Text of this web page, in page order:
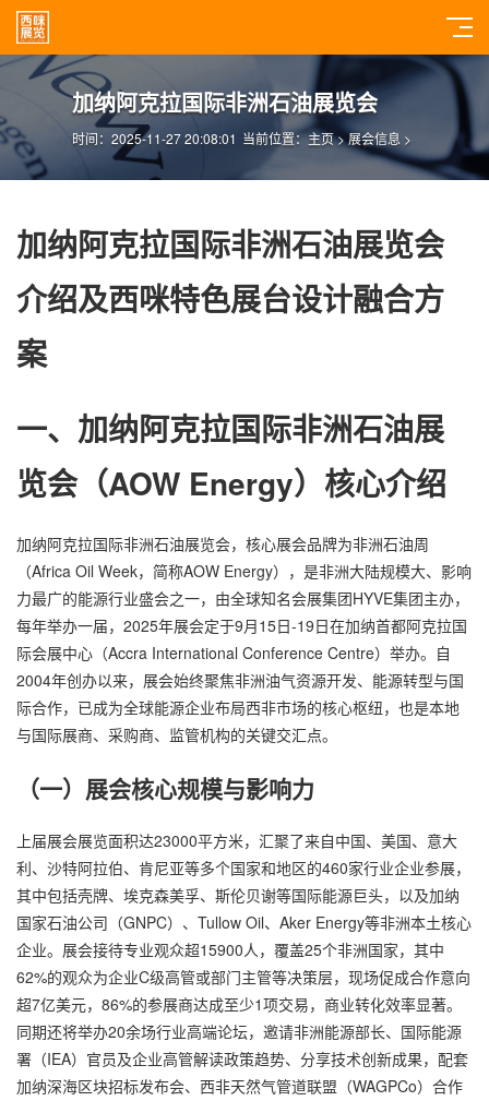
加纳阿克拉国际非洲石油展览会
当前位置：主页>展会信息 >
时间：2025-11-27 20:08:01
加纳阿克拉国际非洲石油展览会
介绍及西咪特色展台设计融合方
案
一、加纳阿克拉国际非洲石油展
览会（AOW Energy）核心介绍
加纳阿克拉国际非洲石油展览会，核心展会品牌为非洲石油周
（Africa Oil Week，简称AOW Energy），是非洲大陆规模大、影响
力最广的能源行业盛会之一，由全球知名会展集团HYVE集团主办，
每年举办一届，2025年展会定于9月15日-19日在加纳首都阿克拉国
际会展中心（Accra International Conference Centre）举办。自
2004年创办以来，展会始终聚焦非洲油气资源开发、能源转型与国
际合作，已成为全球能源企业布局西非市场的核心枢纽，也是本地
与国际展商、采购商、监管机构的关键交汇点。
（一）展会核心规模与影响力
上届展会展览面积达23000平方米，汇聚了来自中国、美国、意大
利、沙特阿拉伯、肯尼亚等多个国家和地区的460家行业企业参展，
其中包括壳牌、埃克森美孚、斯伦贝谢等国际能源巨头，以及加纳
国家石油公司（GNPC）、Tullow Oil、Aker Energy等非洲本土核心
企业。展会接待专业观众超15900人，覆盖25个非洲国家，其中
62%的观众为企业C级高管或部门主管等决策层，现场促成合作意向
超7亿美元，86%的参展商达成至少1项交易，商业转化效率显著。
同期还将举办20余场行业高端论坛，邀请非洲能源部长、国际能源
署（IEA）官员及企业高管解读政策趋势、分享技术创新成果，配套
加纳深海区块招标发布会、西非天然气管道联盟（WAGPCo）合作